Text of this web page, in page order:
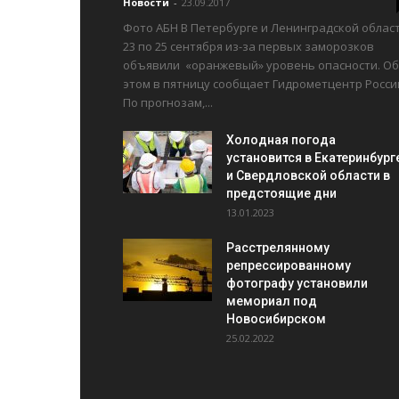
Фото АБН В Петербурге и Ленинградской
23 по 25 сентября из-за первых заморозков
объявили «оранжевый» уровень опасности. Об
этом в пятницу сообщает Гидрометцентр
По прогнозам,...
Холодная погода
установится в
и Свердловской области в
предстоящие дни
13.01.2023
Расстрелянному
репрессированному
фотографу установили
мемориал под
Новосибирском
25.02.2022